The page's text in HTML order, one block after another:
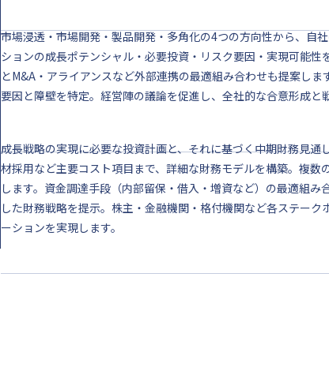
市場浸透・市場開発・製品開発・多角化の4つの方向性から、自
ションの成長ポテンシャル・必要投資・リスク要因・実現可能性
とM&A・アライアンスなど外部連携の最適組み合わせも提案し
要因と障壁を特定。経営陣の議論を促進し、全社的な合意形成と
成長戦略の実現に必要な投資計画と、それに基づく中期財務見
材採用など主要コスト項目まで、詳細な財務モデルを構築。複
します。資金調達手段（内部留保・借入・増資など）の最適組
した財務戦略を提示。株主・金融機関・格付機関など各ステー
ーションを実現します。